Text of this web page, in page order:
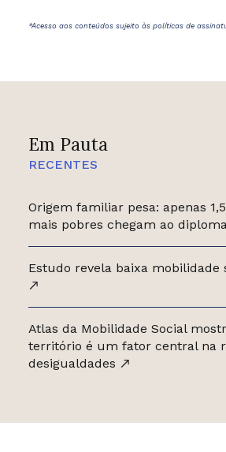
Em Pauta
RECENTES
Origem familiar pesa: apenas
mais pobres chegam ao
Estudo revela baixa mobilidade
Atlas da Mobilidade Social
território é um fator central na
desigualdades
*Acesso aos conteúdos sujeito às políticas de